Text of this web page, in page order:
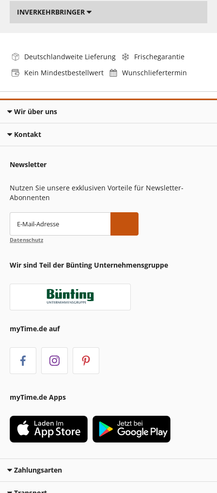
INVERKEHRBRINGER
Deutschlandweite Lieferung
Frischegarantie
Kein Mindestbestellwert
Wunschliefertermin
Wir über uns
Kontakt
Newsletter
Nutzen Sie unsere exklusiven Vorteile für Newsletter-
Abonnenten
E-Mail-Adresse
Datenschutz
Wir sind Teil der Bünting Unternehmensgruppe
myTime.de auf
myTime.de Apps
Zahlungsarten